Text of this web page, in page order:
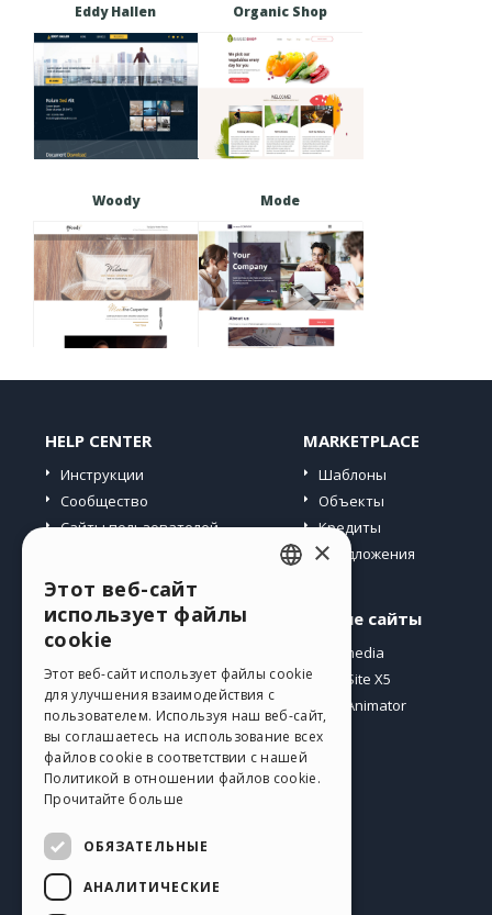
Eddy Hallen Organic Shop
Woody Mode
HELP CENTER
Инструкции
Сообщество
Сайты пользователей
MARKETPLACE
Шаблоны
Объекты
Кредиты
Предложения
Профиль
Мои посты
Мои лицензии
Загрузить
Веб-хостинг
Мои кредиты
Другие сайты
Incomedia
WebSite X5
WebAnimator
Pусский
GERMAN
SPANISH
PORTUGUESE
POLISH
×
Этот веб-сайт
использует файлы
cookie
Этот веб-сайт использует файлы cookie
для улучшения взаимодействия с
пользователем. Используя наш веб-сайт,
вы соглашаетесь на использование всех
файлов cookie в соответствии с нашей
Политикой в ​​отношении файлов cookie.
Прочитайте больше
ОБЯЗАТЕЛЬНЫЕ
АНАЛИТИЧЕСКИЕ